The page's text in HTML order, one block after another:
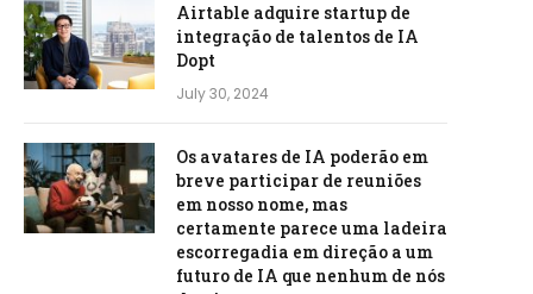
Airtable adquire startup de
integração de talentos de IA
Dopt
July 30, 2024
Os avatares de IA poderão em
breve participar de reuniões
em nosso nome, mas
certamente parece uma ladeira
escorregadia em direção a um
futuro de IA que nenhum de nós